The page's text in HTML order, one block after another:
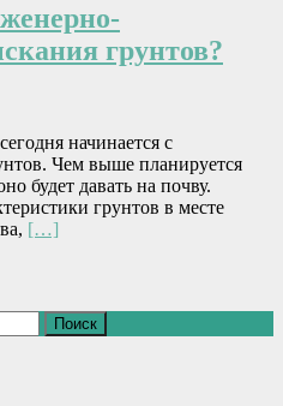
грунтов?
начинается с
Чем выше планируется
будет давать на почву.
грунтов в месте
[…]